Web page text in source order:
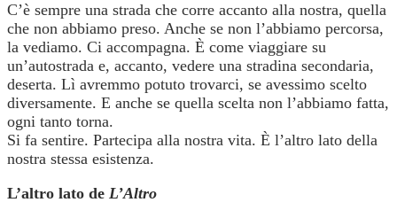
C’è sempre una strada che corre accanto alla nostra, quella
che non abbiamo preso. Anche se non l’abbiamo percorsa,
la vediamo. Ci accompagna. È come viaggiare su
un’autostrada e, accanto, vedere una stradina secondaria,
deserta. Lì avremmo potuto trovarci, se avessimo scelto
diversamente. E anche se quella scelta non l’abbiamo fatta,
ogni tanto torna.
Si fa sentire. Partecipa alla nostra vita. È l’altro lato della
nostra stessa esistenza.
L’altro lato de L’Altro